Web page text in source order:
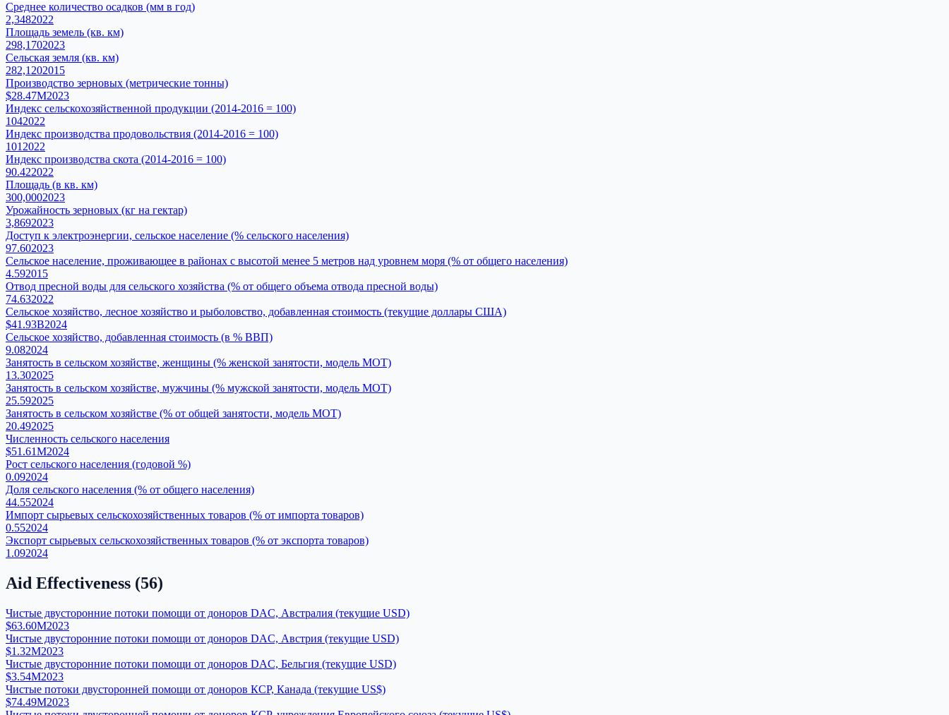
Среднее количество осадков (мм в год)
2,3482022
Площадь земель (кв. км)
298,1702023
Сельская земля (кв. км)
282,1202015
Производство зерновых (метрические тонны)
$28.47M2023
Индекс сельскохозяйственной продукции (2014-2016 = 100)
1042022
Индекс производства продовольствия (2014-2016 = 100)
101 2022
Индекс производства скота (2014-2016 = 100)
90.422022
Площадь (в кв. км)
300,0002023
Урожайность зерновых (кг на гектар)
3,8692023
Доступ к электроэнергии, сельское население (% сельского населения)
97.602023
Сельское население, проживающее в районах с высотой менее 5 метров над уровнем моря (% от общего населения)
4.592015
Отвод пресной воды для сельского хозяйства (% от общего объема отвода пресной воды)
74.632022
Сельское хозяйство, лесное хозяйство и рыболовство, добавленная стоимость (текущие доллары США)
$41.93B2024
Сельское хозяйство, добавленная стоимость (в % ВВП)
9.082024
Занятость в сельском хозяйстве, женщины (% женской занятости, модель МОТ)
13.302025
Занятость в сельском хозяйстве, мужчины (% мужской занятости, модель МОТ)
25.592025
Занятость в сельском хозяйстве (% от общей занятости, модель МОТ)
20.492025
Численность сельского населения
$51.61M2024
Рост сельского населения (годовой %)
0.092024
Доля сельского населения (% от общего населения)
44.552024
Импорт сырьевых сельскохозяйственных товаров (% от импорта товаров)
0.552024
Экспорт сырьевых сельскохозяйственных товаров (% от экспорта товаров)
1.092024
Aid Effectiveness (56)
Чистые двусторонние потоки помощи от доноров DAC, Австралия (текущие USD)
$63.60M2023
Чистые двусторонние потоки помощи от доноров DAC, Австрия (текущие USD)
$1.32M2023
Чистые двусторонние потоки помощи от доноров DAC, Бельгия (текущие USD)
$3.54M2023
Чистые потоки двусторонней помощи от доноров КСР, Канада (текущие US$)
$74.49M2023